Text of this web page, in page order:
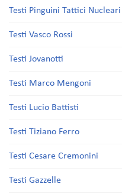
Testi Pinguini Tattici Nucleari
Testi Vasco Rossi
Testi Jovanotti
Testi Marco Mengoni
Testi Lucio Battisti
Testi Tiziano Ferro
Testi Cesare Cremonini
Testi Gazzelle